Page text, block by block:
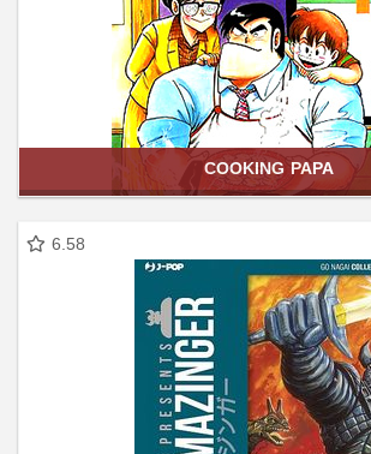
COOKING PAPA
6.58